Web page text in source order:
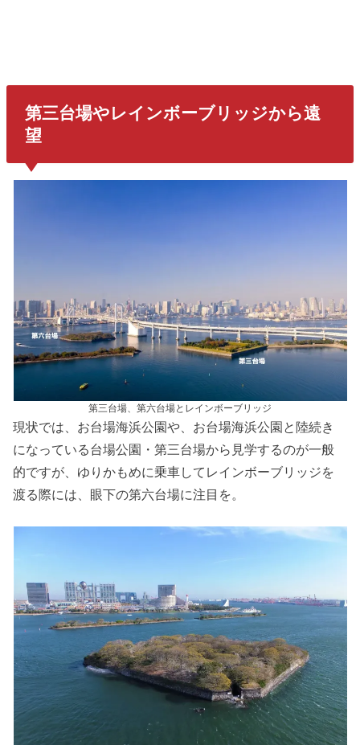
第三台場やレインボーブリッジから遠
望
第三台場、第六台場とレインボーブリッジ
現状では、お台場海浜公園や、お台場海浜公園と陸続き
になっている台場公園・第三台場から見学するのが一般
的ですが、ゆりかもめに乗車してレインボーブリッジを
渡る際には、眼下の第六台場に注目を。